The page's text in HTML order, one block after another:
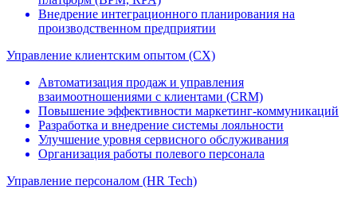
Внедрение интеграционного планирования на
производственном предприятии
Управление клиентским опытом (CX)
Автоматизация продаж и управления
взаимоотношениями c клиентами (CRM)
Повышение эффективности маркетинг-коммуникаций
Разработка и внедрение системы лояльности
Улучшение уровня сервисного обслуживания
Организация работы полевого персонала
Управление персоналом (HR Tech)